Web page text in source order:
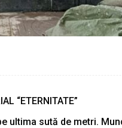
“ETERNITATE”
ultima sută de metri.